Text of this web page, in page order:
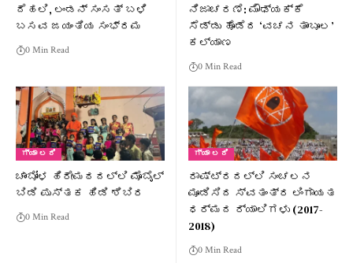
ದೆಹಲಿ, ಲಂಡನ್ ಸಂಸತ್ ಬಳಿ
ಬಸವ ಜಯಂತಿಯ ಸಂಭ್ರಮ
0 Min Read
ನಿಜಾಚರಣೆ: ಮೌಢ್ಯಕ್ಕೆ
ಸೆಡ್ಡು ಹೊಡೆದ ‘ವಚನ ತಾಂಬೂಲ’
ಕಲ್ಯಾಣ
0 Min Read
ಗ್ಯಾ ಲರಿ
ಚಾಂಬೋಳ ಹಿರೇಮಠದಲ್ಲಿ ಮೊಬೈಲ್
ಬಿಡಿ ಪುಸ್ತಕ ಹಿಡಿ ಶಿಬಿರ
0 Min Read
ಗ್ಯಾ ಲರಿ
ರಾಷ್ಟ್ರದಲ್ಲಿ ಸಂಚಲನ
ಮೂಡಿಸಿದ ಸ್ವತಂತ್ರ ಲಿಂಗಾಯತ
ಧರ್ಮದ ರ‍್ಯಾಲಿಗಳು (2017-
2018)
0 Min Read